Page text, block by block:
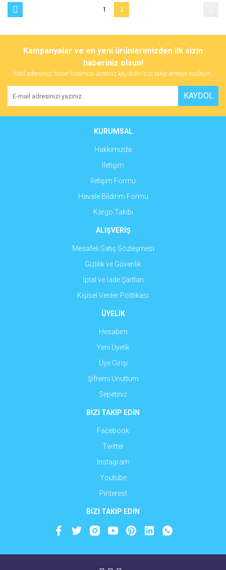
1 2
Kampanyalar ve en yeni ürünlerimizden ilk sizin
haberiniz olsun!
Mail adresinizi haber listemize ücretsiz kaydedin bizi takip etmeye başlayın.
KAYDOL
KURUMSAL
Hakkımızda
İletişim
İletişim Formu
Havale Bildirim Formu
Kargo Takibi
ALIŞVERİŞ
Mesafeli Satış Sözleşmesi
Gizlilik ve Güvenlik
İptal ve İade Şartları
Kişisel Veriler Politikası
ÜYELİK
Hesabım
Yeni Üyelik
Üye Girişi
Şifremi Unuttum
Sepetiniz
BİZİ TAKİP EDİN
Facebook
Twitter
Instagram
Youtube
Pinterest
BİZİ TAKİP EDİN